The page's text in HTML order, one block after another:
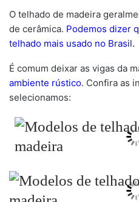
O telhado de madeira
de cerâmica. Podemos dizer
telhado mais usado no Brasil.
É comum deixar as vigas da
ambiente rústico. Confira as
selecionamos: